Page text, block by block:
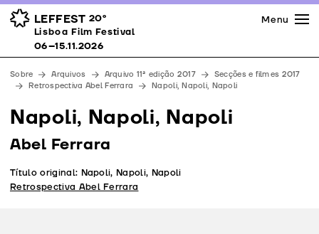
LEFFEST 20º
Lisboa Film Festival 06–15.11.2026
Prémios
Espaços
Apoios
Equipa
Downloads
Contactos
Menu
Lisboa Film Festival
06–15.11.2026
Sobre Arquivos Arquivo 11ª edição 2017
Secções e filmes 2017
Retrospectiva Abel Ferrara
Napoli, Napoli, Napoli
Napoli, Napoli, Napoli
Abel Ferrara
Título original: Napoli, Napoli, Napoli
Retrospectiva Abel Ferrara